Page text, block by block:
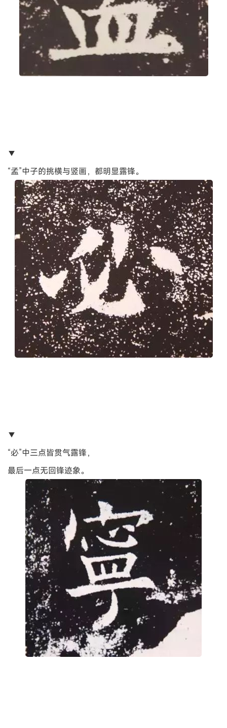
▼
“孟”中子的挑横与竖画，都明显露锋。
▼
“必”中三点皆贯气露锋，
最后一点无回锋迹象。